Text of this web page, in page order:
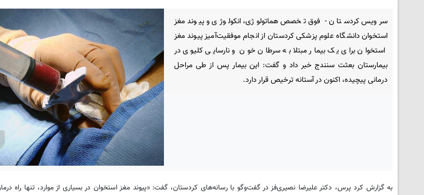
سرویس کردستان - فوق تخصص هماتولوژی، انکولوژی و پیوند مغز
استخوان دانشگاه علوم پزشکی کردستان از انجام موفقیت‌آمیز پیوند مغز
استخوان برای یک بیمار مبتلا به سرطان خون و نارسایی کلیوی در
بیمارستان بعثت سنندج خبر داد و گفت: این بیمار پس از طی مراحل
درمانی پیچیده، اکنون در آستانه ترخیص قرار دارد.
به گزارش کرد پرس، دکتر علیرضا نصیری‌فز در گفت‌وگو با رسانه‌های کردستان، گفت: «پیوند مغز استخوان در بسیاری از موارد، تنها راه